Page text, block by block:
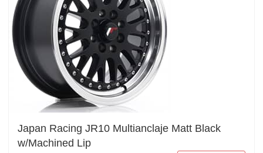
Japan Racing JR10 Multianclaje Matt Black
w/Machined Lip